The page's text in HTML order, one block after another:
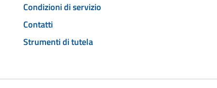
Condizioni di servizio
Contatti
Strumenti di tutela